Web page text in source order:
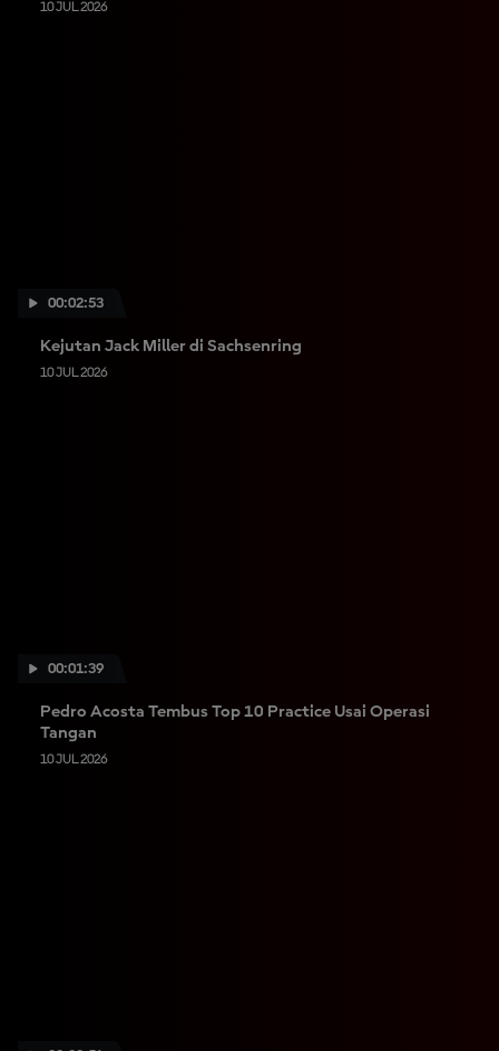
10 JUL 2026
00:02:53
Kejutan Jack Miller di Sachsenring
10 JUL 2026
00:01:39
Pedro Acosta Tembus Top 10 Practice Usai Operasi
Tangan
10 JUL 2026